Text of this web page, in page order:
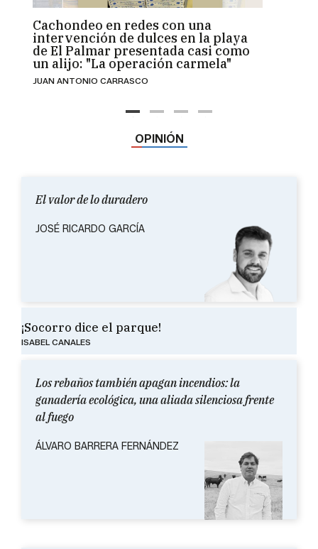
Cachondeo en redes con una
intervención de dulces en la playa
de El Palmar presentada casi como
un alijo: "La operación carmela"
JUAN ANTONIO CARRASCO
OPINIÓN
El valor de lo duradero
JOSÉ RICARDO GARCÍA
¡Socorro dice el parque!
ISABEL CANALES
Los rebaños también apagan incendios: la
ganadería ecológica, una aliada silenciosa frente
al fuego
ÁLVARO BARRERA FERNÁNDEZ